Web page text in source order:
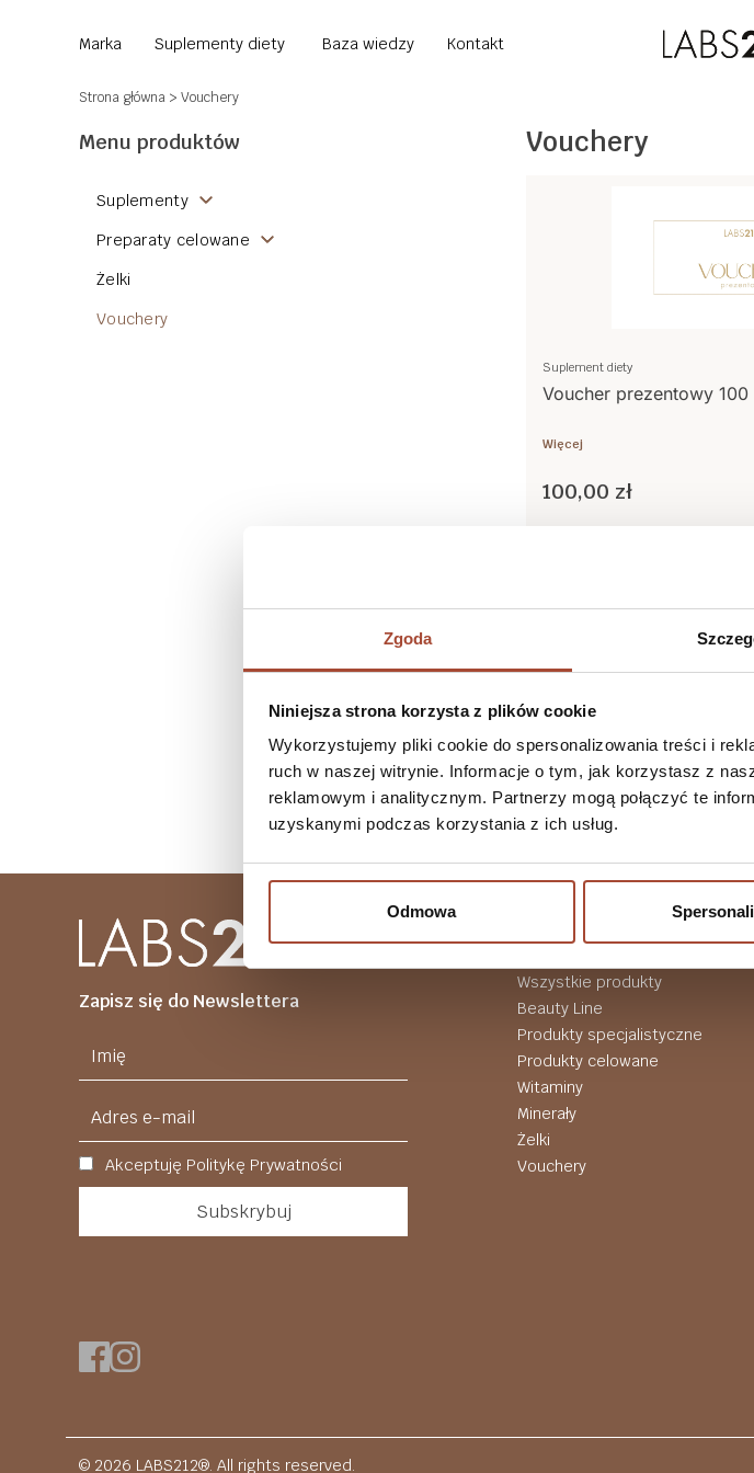
Zgoda
Niniejsza strona korzysta z plików cookie
Wykorzystujemy pliki cookie do spersonalizowania treści i
ruch w naszej witrynie. Informacje o tym, jak korzystasz z
reklamowym i analitycznym. Partnerzy mogą połączyć te
uzyskanymi podczas korzystania z ich usług.
Odmowa
Marka Suplementy diety Baza wiedzy Kontakt
Strona główna > Vouchery
Menu produktów
Suplementy
Preparaty celowane
Żelki
Vouchery
Vouchery
Suplement diety
Voucher prezentowy 100
Więcej
100,00 zł
Suplement diety
Voucher prezentowy 300
300,00 zł
Zapisz się do Newslettera
Akceptuję Politykę Prywatności
Wszystkie produkty
Beauty Line
Produkty specjalistyczne
Produkty celowane
Witaminy
Minerały
Żelki
Vouchery
© 2026 LABS212®. All rights reserved.